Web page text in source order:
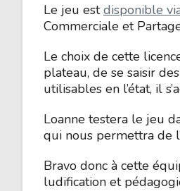
Le jeu estdisponible
Commerciale et
Le choix de cette
plateau, de se saisir
utilisables en l’état, il
Loanne testera le jeu
qui nous permettra de
Bravo donc à cette
ludification et